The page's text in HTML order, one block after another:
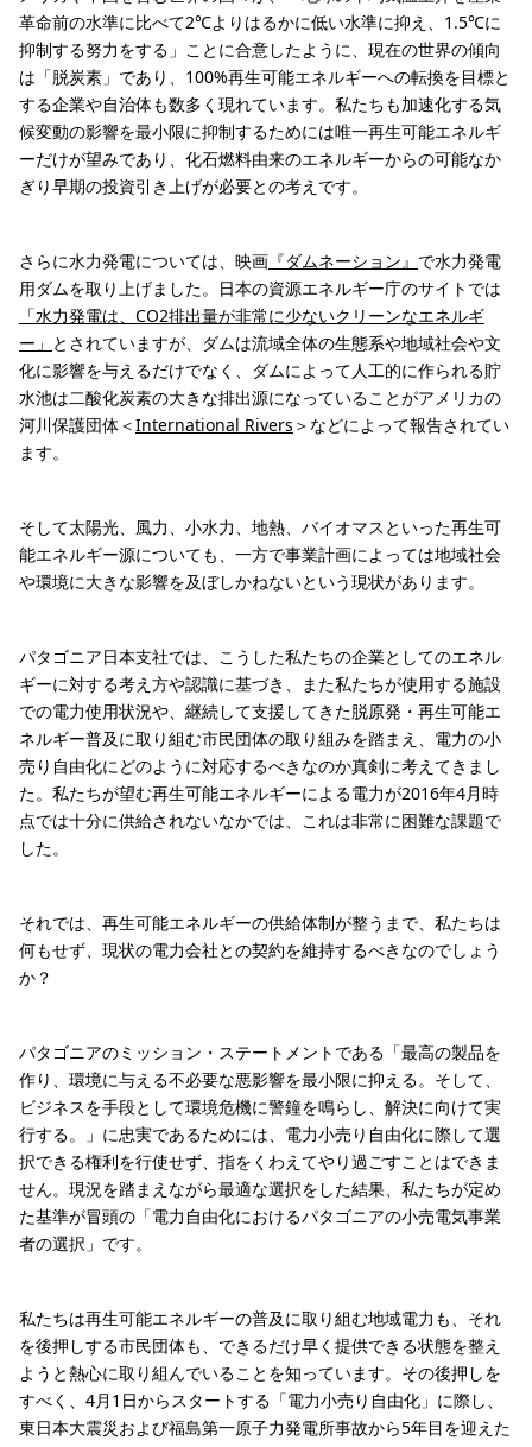
革命前の水準に比べて2℃よりはるかに低い水準に抑え、1.5℃に
抑制する努力をする」ことに合意したように、現在の世界の傾向
は「脱炭素」であり、100%再生可能エネルギーへの転換を目標と
する企業や自治体も数多く現れています。私たちも加速化する気
候変動の影響を最小限に抑制するためには唯一再生可能エネルギ
ーだけが望みであり、化石燃料由来のエネルギーからの可能なか
ぎり早期の投資引き上げが必要との考えです。
さらに水力発電については、映画 『ダムネーション』 で水力発電
用ダムを取り上げました。日本の資源エネルギー庁のサイトでは
「水力発電は、CO2排出量が非常に少ないクリーンなエネルギ
ー」 とされていますが、ダムは流域全体の生態系や地域社会や文
化に影響を与えるだけでなく、ダムによって人工的に作られる貯
水池は二酸化炭素の大きな排出源になっていることがアメリカの
河川保護団体＜International Rivers ＞などによって報告されてい
ます。
そして太陽光、風力、小水力、地熱、バイオマスといった再生可
能エネルギー源についても、一方で事業計画によっては地域社会
や環境に大きな影響を及ぼしかねないという現状があります。
パタゴニア日本支社では、こうした私たちの企業としてのエネル
ギーに対する考え方や認識に基づき、また私たちが使用する施設
での電力使用状況や、継続して支援してきた脱原発・再生可能エ
ネルギー普及に取り組む市民団体の取り組みを踏まえ、電力の小
売り自由化にどのように対応するべきなのか真剣に考えてきまし
た。私たちが望む再生可能エネルギーによる電力が2016年4月時
点では十分に供給されないなかでは、これは非常に困難な課題で
した。
それでは、再生可能エネルギーの供給体制が整うまで、私たちは
何もせず、現状の電力会社との契約を維持するべきなのでしょう
か？
パタゴニアのミッション・ステートメントである「最高の製品を
作り、環境に与える不必要な悪影響を最小限に抑える。そして、
ビジネスを手段として環境危機に警鐘を鳴らし、解決に向けて実
行する。」に忠実であるためには、電力小売り自由化に際して選
択できる権利を行使せず、指をくわえてやり過ごすことはできま
せん。現況を踏まえながら最適な選択をした結果、私たちが定め
た基準が冒頭の「電力自由化におけるパタゴニアの小売電気事業
者の選択」です。
私たちは再生可能エネルギーの普及に取り組む地域電力も、それ
を後押しする市民団体も、できるだけ早く提供できる状態を整え
ようと熱心に取り組んでいることを知っています。その後押しを
すべく、4月1日からスタートする「電力小売り自由化」に際し、
東日本大震災および福島第一原子力発電所事故から5年目を迎えた